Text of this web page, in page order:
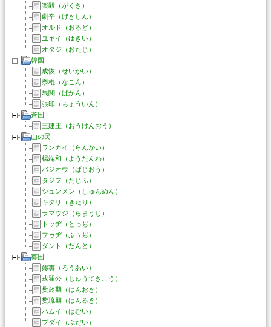
楽毅（がくき）
劇辛（げきしん）
オルド（おるど）
ユキイ（ゆきい）
オタジ（おたじ）
韓国
成恢（せいかい）
奈棍（なこん）
馬関（ばかん）
張印（ちょういん）
斉国
王建王（おうけんおう）
山の民
ランカイ（らんかい）
楊端和（ようたんわ）
バジオウ（ばじおう）
タジフ（たじふ）
シュンメン（しゅんめん）
キタリ（きたり）
ラマウジ（らまうじ）
トッヂ（とっぢ）
フゥヂ（ふぅぢ）
ダント（だんと）
毐国
嫪毐（ろうあい）
戎翟公（じゅうてきこう）
樊於期（はんおき）
樊琉期（はんるき）
ハムイ（はむい）
ブダイ（ぶだい）